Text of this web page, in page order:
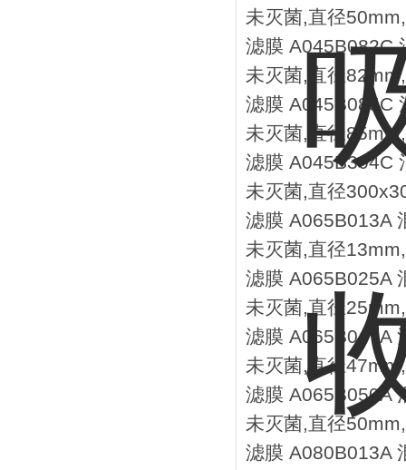
未灭菌,直径
滤膜 A045B082C
未灭菌,直径
滤膜 A045B085C
未灭菌,直径
滤膜 A045B304C
未灭菌,直径
滤膜 A065B013A
未灭菌,直径
滤膜 A065B025A
未灭菌,直径
滤膜 A065B047A
未灭菌,直径
滤膜 A065B050A
未灭菌,直径
滤膜 A080B013A